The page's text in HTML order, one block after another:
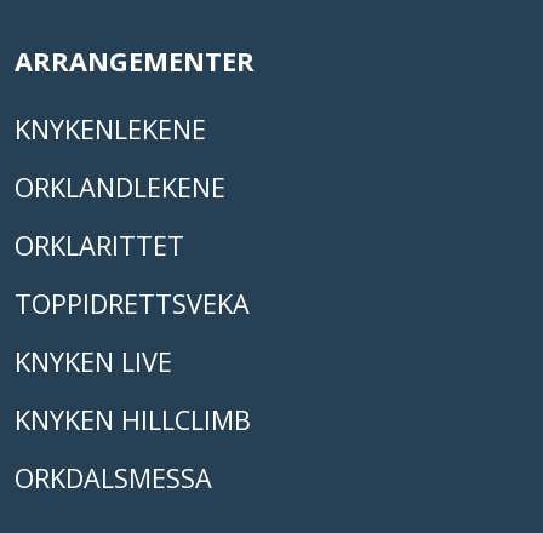
ARRANGEMENTER
KNYKENLEKENE
ORKLANDLEKENE
ORKLARITTET
TOPPIDRETTSVEKA
KNYKEN LIVE
KNYKEN HILLCLIMB
ORKDALSMESSA